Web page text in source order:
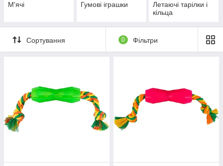
М'ячі Гумові іграшки
Летаючі тарілки і
кільца
Сортування 0 Фільтри